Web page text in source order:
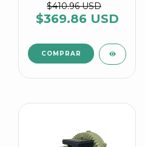
$410.96 USD
$369.86 USD